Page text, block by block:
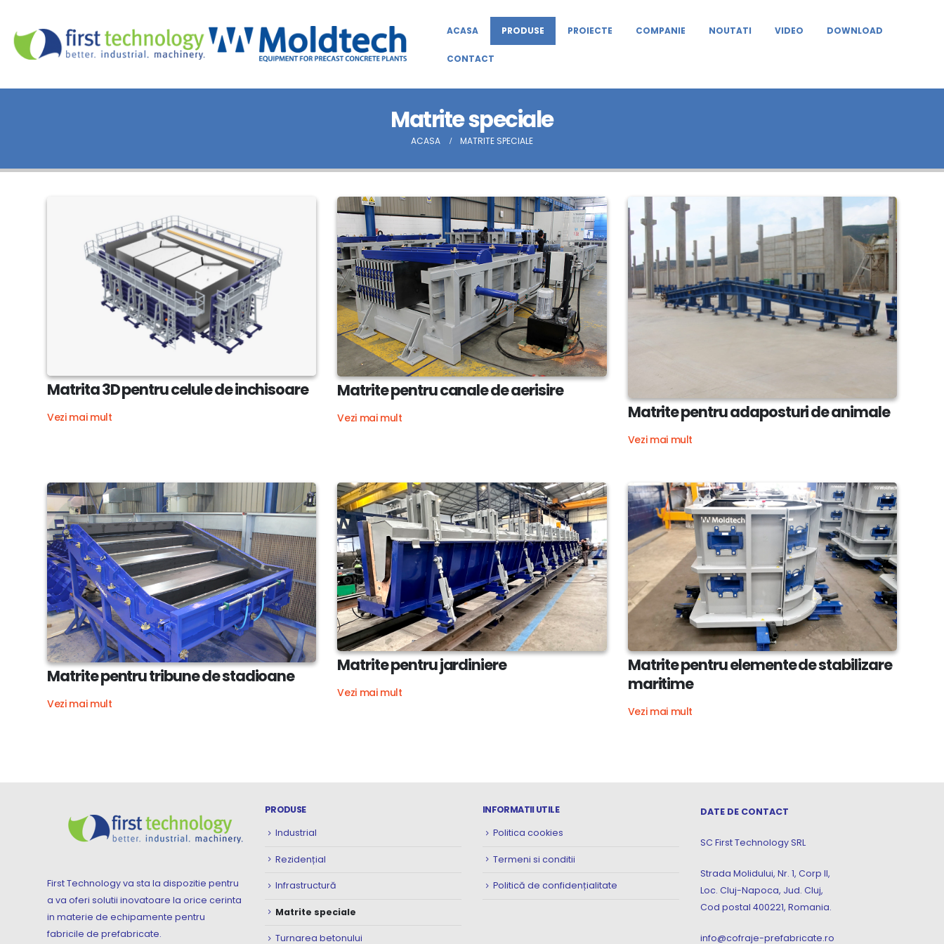
ACASA PRODUSE PROIECTE COMPANIE NOUTATI VIDEO DOWNLOAD
CONTACT
Matrite speciale
ACASA MATRITE SPECIALE
Matrita 3D pentru celule de inchisoare
Vezi mai mult
Matrite pentru canale de aerisire
Vezi mai mult Matrite pentru adaposturi de animale
Vezi mai mult
Matrite pentru tribune de stadioane
Vezi mai mult
Matrite pentru jardiniere
Vezi mai mult
Matrite pentru elemente de stabilizare
maritime
Vezi mai mult
First Technology va sta la dispozitie pentru
a va oferi solutii inovatoare la orice cerinta
in materie de echipamente pentru
fabricile de prefabricate.
PRODUSE
Industrial
Rezidențial
Infrastructură
Matrite speciale
Turnarea betonului
INFORMATII UTILE
Politica cookies
Termeni si conditii
Politică de confidențialitate
DATE DE CONTACT
SC First Technology SRL
Strada Molidului, Nr. 1, Corp II,
Loc. Cluj-Napoca, Jud. Cluj,
Cod postal 400221, Romania.
info@cofraje-prefabricate.ro